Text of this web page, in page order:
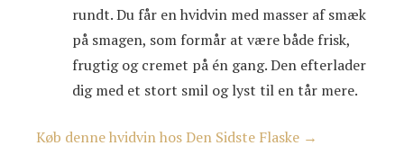
rundt. Du får en hvidvin med masser af smæk
på smagen, som formår at være både frisk,
frugtig og cremet på én gang. Den efterlader
dig med et stort smil og lyst til en tår mere.
Køb denne hvidvin hos Den Sidste Flaske →